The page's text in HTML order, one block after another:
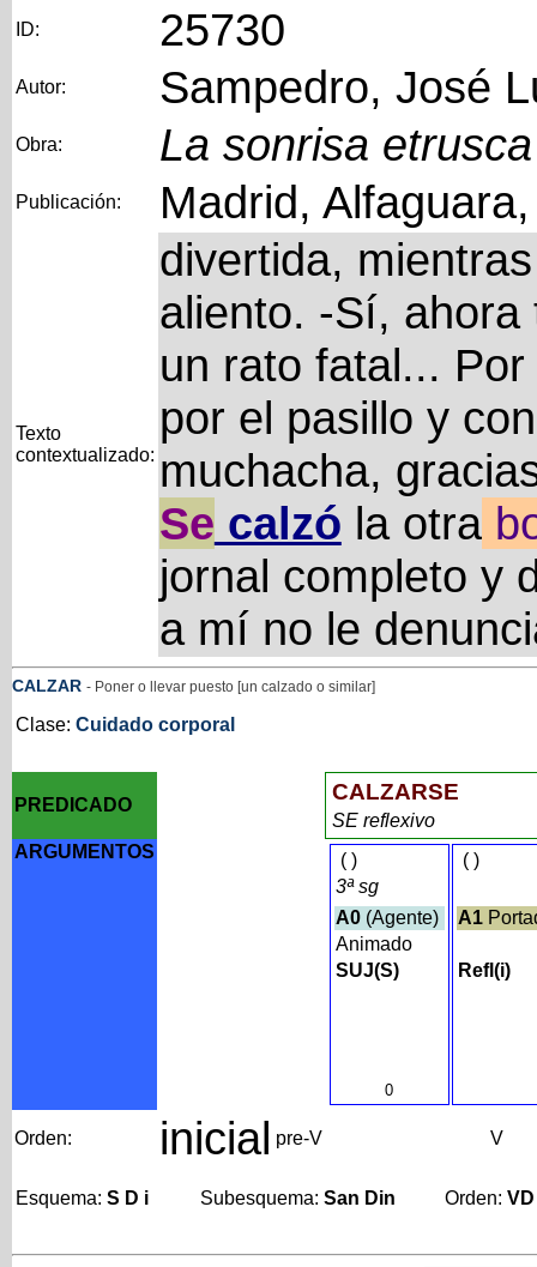
ID: 25730
Autor: Sampedro, José
Obra: La sonrisa etrusca
Publicación: Madrid,
Texto
contextualizado:
divertida,
aliento. -Sí,
un rato fatal...
por el pasillo y
muchacha,
Se calzó la otra
jornal completo y
a mí no le
CALZAR - Poner o llevar puesto [un calzado o similar]
Clase: Cuidado corporal
PREDICADO
CALZARSE
SE reflexivo
ARGUMENTOS
()
3ª sg
A0(Agente)
Animado
SUJ(S)
0
()
A1
Refl(i)
Orden: inicial pre-V V
Esquema: S D i Subesquema: San Din Orden: VD